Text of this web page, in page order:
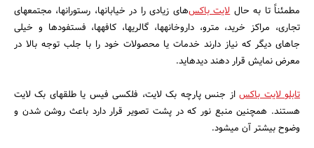
مطمئناً تا به حاللایت باکس
‌های زیادی را در خیابان‎ها، رستوران‎ها، مجتمع‎های
تجاری، مراکز خرید، مترو، داروخانه‎ها، گالری‎ها، کافه‎ها، فست‎فودها و خیلی
جاهای دیگر که نیاز دارند خدمات یا محصولات خود را با جلب توجه بالا در
معرض نمایش قرار دهند دیده‎اید.
تابلو‎ لایت باکس
از جنس پارچه بک لایت، فلکسی فیس یا طلق‎های بک لایت
هستند. همچنین منبع نور که در پشت تصویر قرار دارد باعث روشن شدن و
وضوح بیشتر آن می‎شود.